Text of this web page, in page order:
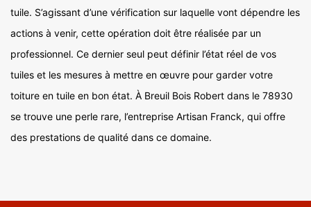
tuile. S’agissant d’une vérification sur laquelle vont dépendre les
actions à venir, cette opération doit être réalisée par un
professionnel. Ce dernier seul peut définir l’état réel de vos
tuiles et les mesures à mettre en œuvre pour garder votre
toiture en tuile en bon état. À Breuil Bois Robert dans le 78930
se trouve une perle rare, l’entreprise Artisan Franck, qui offre
des prestations de qualité dans ce domaine.